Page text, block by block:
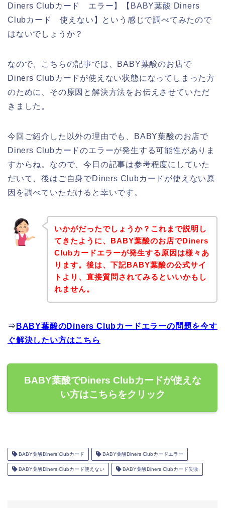
Diners Clubカード エラー】【BABY葉酸 Diners
Clubカード 使えない】という感じで調べてみたので
はないでしょうか？
なので、こちらの記事では、BABY葉酸のお店で
Diners Clubカードが使えない状態になってしまった方
のために、その原因と解決方法をお伝えさせていただ
きました。
今回ご紹介した以外の理由でも、BABY葉酸のお店で
Diners Clubカードのエラーが発生する可能性がありま
すからね。なので、今日の記事は参考程度にしていた
だいて、後はご自身でDiners Clubカードが使えない原
因を調べていただけると幸いです。
いかがだったでしょうか？これまで説明し
てきたように、BABY葉酸のお店でDiners
Clubカードエラーが発生する原因は様々あ
ります。後は、下記BABY葉酸の公式サイ
トより、直接質問されてみるといいかもし
れません。
⇒ BABY葉酸のDiners Clubカードエラーの問題を今す
ぐ解決したい方はこちら
BABY葉酸でDiners Clubカードが使えな
い方はこちらをクリック
BABY葉酸Diners Clubカード BABY葉酸Diners Clubカードエラー
BABY葉酸Diners Clubカード使えない BABY葉酸Diners Clubカード失敗